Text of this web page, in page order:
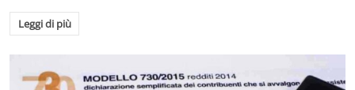
Leggi di più